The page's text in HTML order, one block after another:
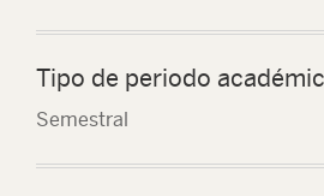
Tipo de periodo
Semestral